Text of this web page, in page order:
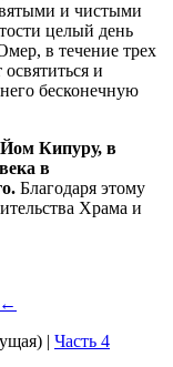
и чистыми
целый день
в течение трех
освятиться и
бесконечную
Йом Кипуру, в
в
Благодаря этому
Храма и
←
| Часть 4